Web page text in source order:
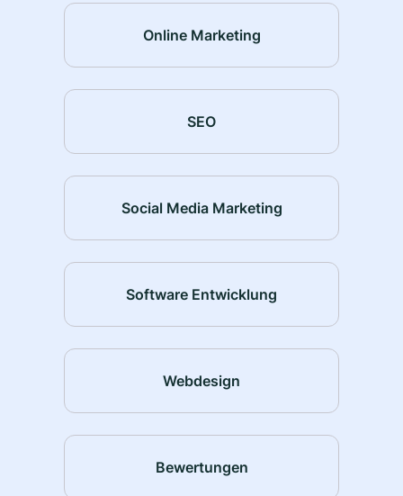
Online Marketing
SEO
Social Media Marketing
Software Entwicklung
Webdesign
Bewertungen